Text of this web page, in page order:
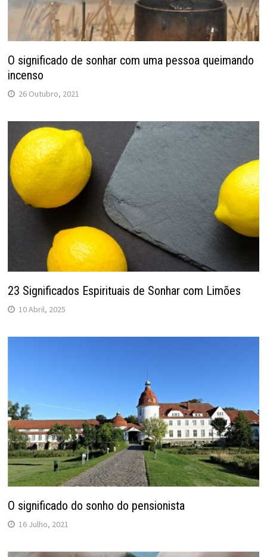
O significado de sonhar com uma pessoa queimando
incenso
26 Outubro, 2021
23 Significados Espirituais de Sonhar com Limões
10 Abril, 2025
O significado do sonho do pensionista
16 Julho, 2021